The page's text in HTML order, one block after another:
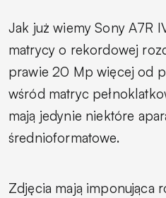
Jak już wiemy Sony A7R
matrycy o rekordowej
prawie 20 Mp więcej od
wśród matryc
mają jedynie niektóre
średnioformatowe.
Zdjęcia mają imponująca